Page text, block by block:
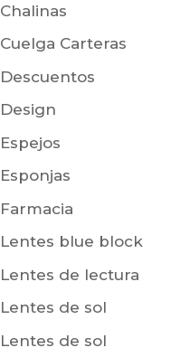
Chalinas
Cuelga Carteras
Descuentos
Design
Espejos
Esponjas
Farmacia
Lentes blue block
Lentes de lectura
Lentes de sol
Lentes de sol